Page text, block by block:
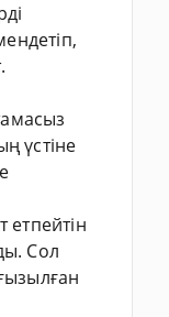
үстіне
Сол